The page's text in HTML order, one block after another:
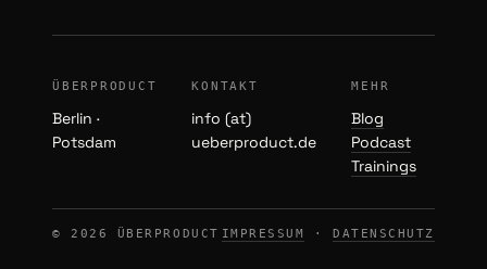
ÜBERPRODUCT
Berlin ·
Potsdam
KONTAKT
info (at)
ueberproduct.de
MEHR
Blog
Podcast
Trainings
© 2026 ÜBERPRODUCT IMPRESSUM · DATENSCHUTZ